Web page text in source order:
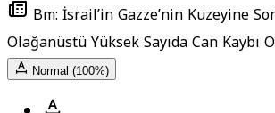
Bm: İsrail’in Gazze’nin Kuzeyine
Olağanüstü Yüksek Sayıda Can Kaybı
Normal (100%)